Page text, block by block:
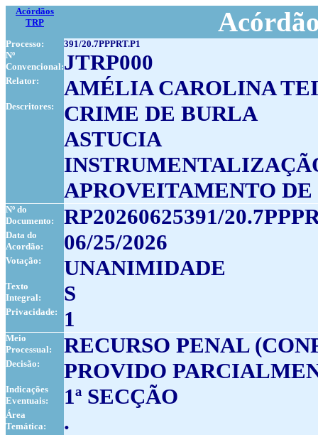
Acórdãos
TRP
Processo:
391/20.7PPPRT.P1
Nº
Convencional:JTRP000
Relator: AMÉLIA CAROLINA
Descritores:
CRIME DE BURLA
ASTUCIA
APROVEITAMENTO
Nº do
Documento:
RP20260625391/
Data do
Acordão:
06/25/2026
Votação: UNANIMIDADE
Texto
Integral:
S
Privacidade: 1
Meio
Processual:
RECURSO PENAL
Decisão: PROVIDO
Indicações
Eventuais:
1ª SECÇÃO
Área
Temática:
.